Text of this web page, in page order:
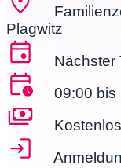
Plagwitz
Nächster
09:00 bis
Kostenlos